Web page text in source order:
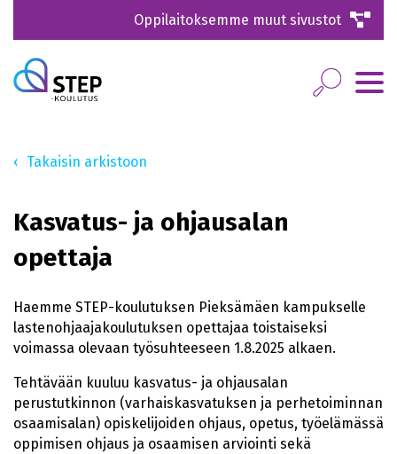
Oppilaitoksemme muut sivustot
Takaisin arkistoon
Kasvatus- ja ohjausalan
opettaja
Haemme STEP-koulutuksen Pieksämäen kampukselle
lastenohjaajakoulutuksen opettajaa toistaiseksi
voimassa olevaan työsuhteeseen 1.8.2025 alkaen.
Tehtävään kuuluu kasvatus- ja ohjausalan
perustutkinnon (varhaiskasvatuksen ja perhetoiminnan
osaamisalan) opiskelijoiden ohjaus, opetus, työelämässä
oppimisen ohjaus ja osaamisen arviointi sekä